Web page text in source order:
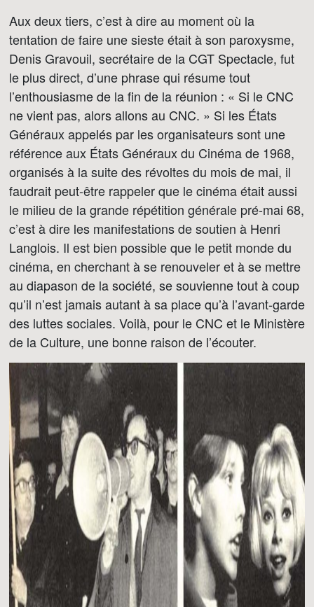
Aux deux tiers, c’est à dire au moment où la
tentation de faire une sieste était à son paroxysme,
Denis Gravouil, secrétaire de la CGT Spectacle, fut
le plus direct, d’une phrase qui résume tout
l’enthousiasme de la fin de la réunion : « Si le CNC
ne vient pas, alors allons au CNC. » Si les États
Généraux appelés par les organisateurs sont une
référence aux États Généraux du Cinéma de 1968,
organisés à la suite des révoltes du mois de mai, il
faudrait peut-être rappeler que le cinéma était aussi
le milieu de la grande répétition générale pré-mai 68,
c’est à dire les manifestations de soutien à Henri
Langlois. Il est bien possible que le petit monde du
cinéma, en cherchant à se renouveler et à se mettre
au diapason de la société, se souvienne tout à coup
qu’il n’est jamais autant à sa place qu’à l’avant-garde
des luttes sociales. Voilà, pour le CNC et le Ministère
de la Culture, une bonne raison de l’écouter.